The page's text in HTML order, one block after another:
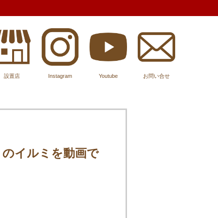
設置店 Instagram Youtube お問い合せ
イルミを動画で